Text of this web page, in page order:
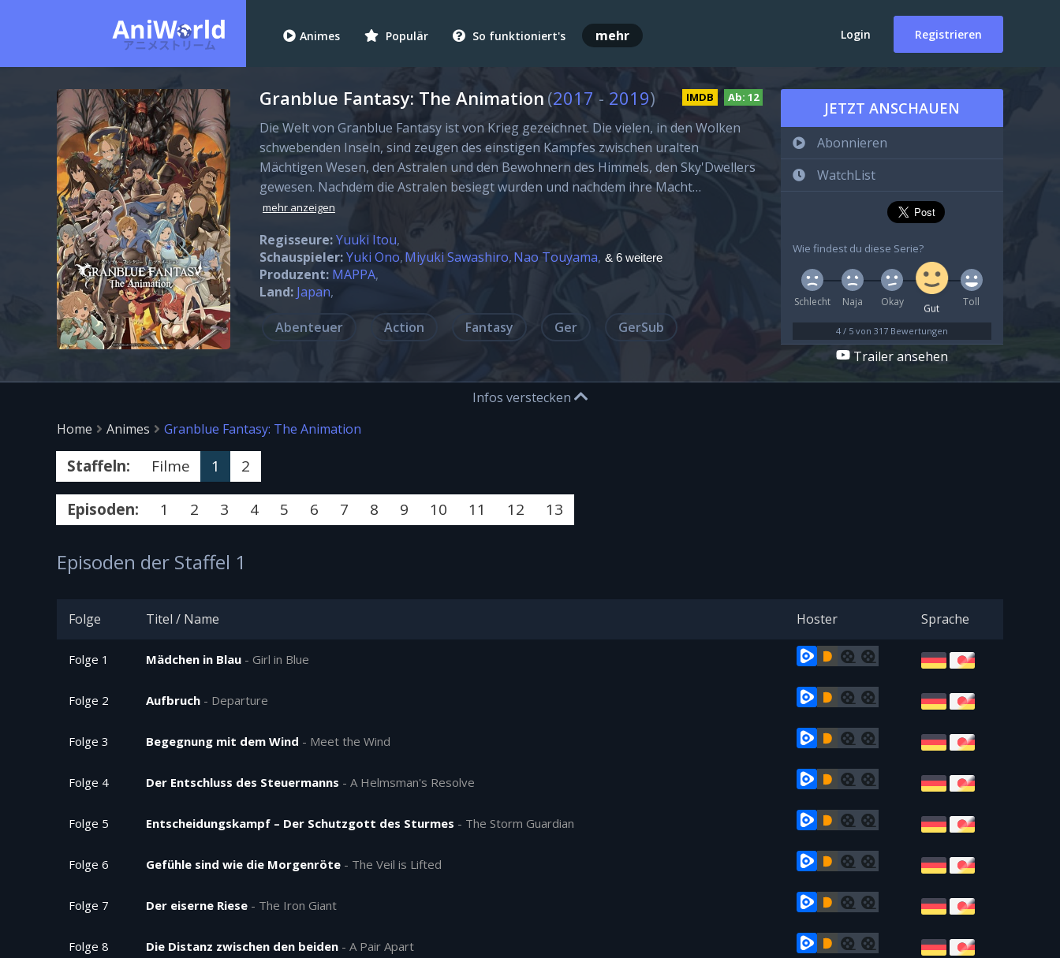
Animes Populär So funktioniert's mehr Login Registrieren
Granblue Fantasy: The Animation (2017 - 2019) Ab: 12
IMDB
Die Welt von Granblue Fantasy ist von Krieg gezeichnet. Die vielen, in den Wolken
schwebenden Inseln, sind zeugen des einstigen Kampfes zwischen uralten
Mächtigen Wesen, den Astralen und den Bewohnern des Himmels, den Sky'Dwellers
gewesen. Nachdem die Astralen besiegt wurden und nachdem ihre Macht…
mehr anzeigen
Regisseure:Yuuki Itou
Schauspieler:Yuki Ono Miyuki Sawashiro Nao Touyama & 6 weitere
Produzent: MAPPA
Land: Japan
Abenteuer Action Fantasy Ger GerSub
JETZT ANSCHAUEN
Abonnieren
WatchList
Wie findest du diese Serie?
Schlecht Naja Okay
Gut
Toll
4 / 5 von 317 Bewertungen
Trailer ansehen
Infos verstecken
Home
Animes Granblue Fantasy: The Animation
Staffeln: Filme 1 2
Episoden: 1 2 3 4 5 6 7 8 9 10 11 12 13
Episoden der Staffel 1
Folge Titel / Name Hoster Sprache
Folge 1 Mädchen in Blau - Girl in Blue
Folge 2 Aufbruch - Departure
Folge 3 Begegnung mit dem Wind - Meet the Wind
Folge 4 Der Entschluss des Steuermanns - A Helmsman's Resolve
Folge 5 Entscheidungskampf – Der Schutzgott des Sturmes - The Storm Guardian
Folge 6 Gefühle sind wie die Morgenröte - The Veil is Lifted
Folge 7 Der eiserne Riese - The Iron Giant
Folge 8 Die Distanz zwischen den beiden - A Pair Apart